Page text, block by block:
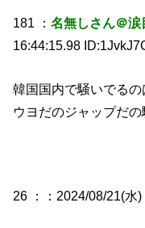
181 ：名無しさん＠涙
16:44:15.98
韓国国内で騒いでる
ウヨだのジャップだ
26 ： ：2024/08/21(